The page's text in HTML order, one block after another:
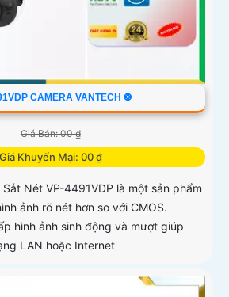
CAMERA VANTECH ❂
Giá Bán: 00 ₫
Giá Khuyến Mại: 00 ₫
Sắt Nét VP-4491VDP là một sản phẩm
ảnh rõ nét hơn so với CMOS.
hình ảnh sinh động và mượt giúp
LAN hoặc Internet